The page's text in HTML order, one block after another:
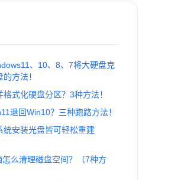
、10、8、7将大硬盘克
方法！
式化硬盘分区？3种方法！
退回Win10？三种跑路方法！
统安装光盘皆可轻松重建
么清理磁盘空间？（7种方